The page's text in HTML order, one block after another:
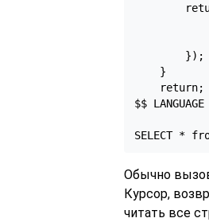
        });
    }
    return;
$$
SELECT *
Обычно
Курсор,
читать все